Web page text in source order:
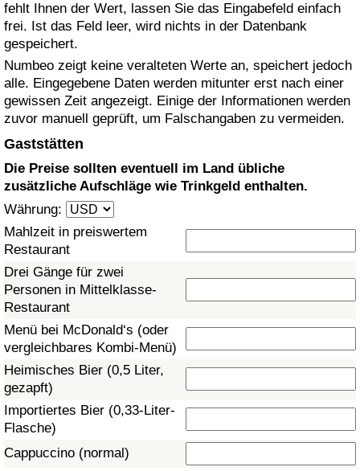
fehlt Ihnen der Wert, lassen Sie das Eingabefeld einfach
frei. Ist das Feld leer, wird nichts in der Datenbank
gespeichert.
Numbeo zeigt keine veralteten Werte an, speichert jedoch
alle. Eingegebene Daten werden mitunter erst nach einer
gewissen Zeit angezeigt. Einige der Informationen werden
zuvor manuell geprüft, um Falschangaben zu vermeiden.
Gaststätten
Die Preise sollten eventuell im Land übliche
zusätzliche Aufschläge wie Trinkgeld enthalten.
Währung:
Mahlzeit in preiswertem
Restaurant
Drei Gänge für zwei
Personen in Mittelklasse-
Restaurant
Menü bei McDonald‘s (oder
vergleichbares Kombi-Menü)
Heimisches Bier (0,5 Liter,
gezapft)
Importiertes Bier (0,33-Liter-
Flasche)
Cappuccino (normal)
Kriminalitäts-Index (aktuell)
Kriminalitäts-Index
Kriminalitätsindex nach Land
Gesundheitsversorgung
Gesundheitsversorgungs-Index (aktuell)
Gesundheitsversorgungs-Index
Umweltverschmutzung
Umweltverschmutzungs-Index (aktuell)
Verschmutzungsindex
Umweltverschmutzungs-Index nach Land